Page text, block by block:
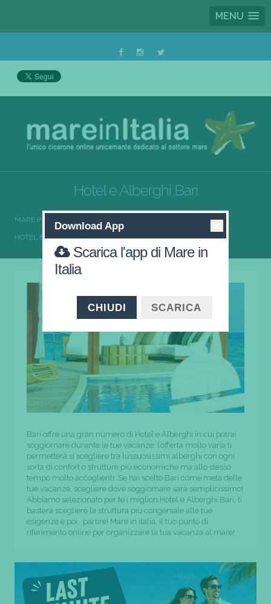
MENU
Hotel e Alberghi Bari
MARE IN ITALIA
HOTEL E ALBERGHI PUGLIA HOTEL E ALBERGHI BARI
Bari offre una gran numero di Hotel e Alberghi in cui potrai
soggiornare durante le tue vacanze; l’offerta molto varia ti
permetterà si scegliere tra lussuosissimi alberghi con ogni
sorta di confort o strutture più economiche ma allo stesso
tempo molto accoglienti. Se hai scelto Bari come meta delle
tue vacanze, scegliere dove soggiornare sarà semplicissimo!
Abbiamo selezionato per te i migliori Hotel e Alberghi Bari, ti
basterà scegliere la struttura più congeniale alle tue
esigenze e poi...partire! Mare in italia, il tuo punto di
riferimento online per organizzare la tua vacanza al mare!
Download App
Scarica l'app di Mare in
Italia
CHIUDI SCARICA